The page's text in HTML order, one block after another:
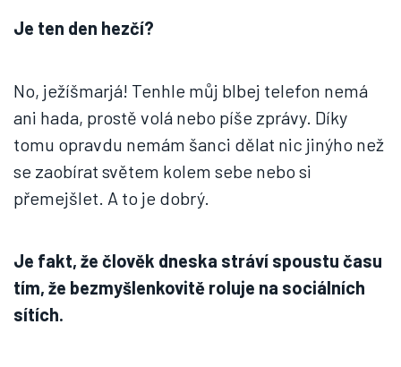
Je ten den hezčí?
No, ježíšmarjá! Tenhle můj blbej telefon nemá
ani hada, prostě volá nebo píše zprávy. Díky
tomu opravdu nemám šanci dělat nic jinýho než
se zaobírat světem kolem sebe nebo si
přemejšlet. A to je dobrý.
Je fakt, že člověk dneska stráví spoustu času
tím, že bezmyšlenkovitě roluje na sociálních
sítích.